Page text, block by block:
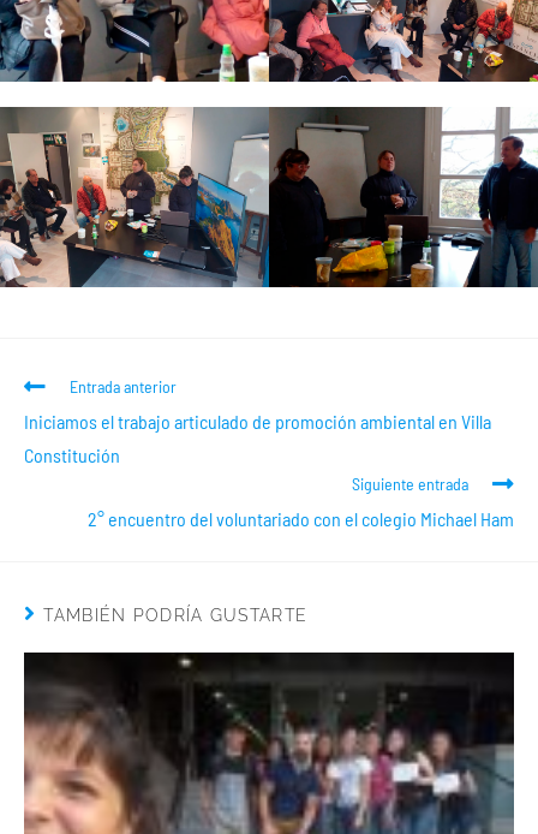
Entrada anterior
Iniciamos el trabajo articulado de promoción ambiental en Villa
Constitución
Siguiente entrada
2° encuentro del voluntariado con el colegio Michael Ham
TAMBIÉN PODRÍA GUSTARTE